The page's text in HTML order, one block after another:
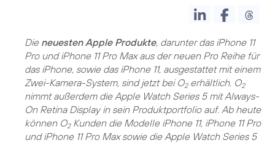
Dieneuesten Apple Produkte, darunter das iPhone 11
Pro und iPhone 11 Pro Max aus der neuen Pro Reihe für
das iPhone, sowie das iPhone 11, ausgestattet mit einem
Zwei-Kamera-System, sind jetzt bei O2erhältlich. O2
nimmt außerdem die Apple Watch Series 5 mit Always-
On Retina Display in sein Produktportfolio auf. Ab heute
können O2Kunden die Modelle iPhone 11, iPhone 11 Pro
und iPhone 11 Pro Max sowie die Apple Watch Series 5